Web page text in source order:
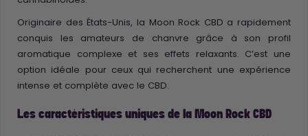
Originaire des États-Unis, la Moon Rock CBD a rapidement
conquis les amateurs de chanvre grâce à son profil
aromatique complexe et ses effets relaxants. C’est une
option idéale pour ceux qui recherchent une expérience
intense et complète avec le CBD.
Les caractéristiques uniques de la Moon Rock CBD